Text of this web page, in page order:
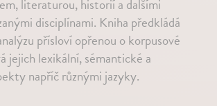
literaturou, historií a dalšími
disciplínami. Kniha předkládá
přísloví opřenou o korpusové
jejich lexikální, sémantické a
napříč různými jazyky.